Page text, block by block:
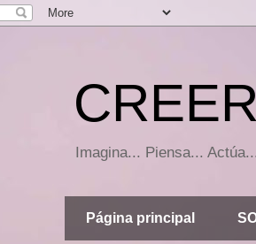
Imagina... Piensa...
Página principal